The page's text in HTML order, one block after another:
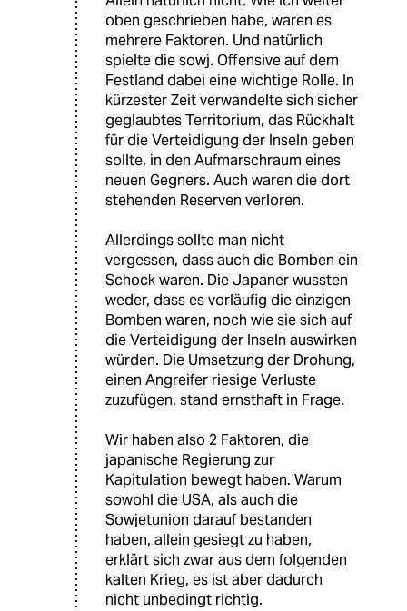
oben geschrieben habe, waren es
mehrere Faktoren. Und natürlich
spielte die sowj. Offensive auf dem
Festland dabei eine wichtige Rolle. In
kürzester Zeit verwandelte sich sicher
geglaubtes Territorium, das Rückhalt
für die Verteidigung der Inseln geben
sollte, in den Aufmarschraum eines
neuen Gegners. Auch waren die dort
stehenden Reserven verloren.
Allerdings sollte man nicht
vergessen, dass auch die Bomben ein
Schock waren. Die Japaner wussten
weder, dass es vorläufig die einzigen
Bomben waren, noch wie sie sich auf
die Verteidigung der Inseln auswirken
würden. Die Umsetzung der Drohung,
einen Angreifer riesige Verluste
zuzufügen, stand ernsthaft in Frage.
Wir haben also 2 Faktoren, die
japanische Regierung zur
Kapitulation bewegt haben. Warum
sowohl die USA, als auch die
Sowjetunion darauf bestanden
haben, allein gesiegt zu haben,
erklärt sich zwar aus dem folgenden
kalten Krieg, es ist aber dadurch
nicht unbedingt richtig.